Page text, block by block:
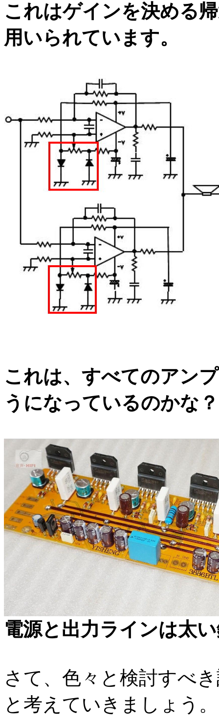
これはゲインを決める
用いられています。
これは、すべてのアン
うになっているのかな？
電源と出力ラインは太
さて、色々と検討すべ
と考えていきましょう。